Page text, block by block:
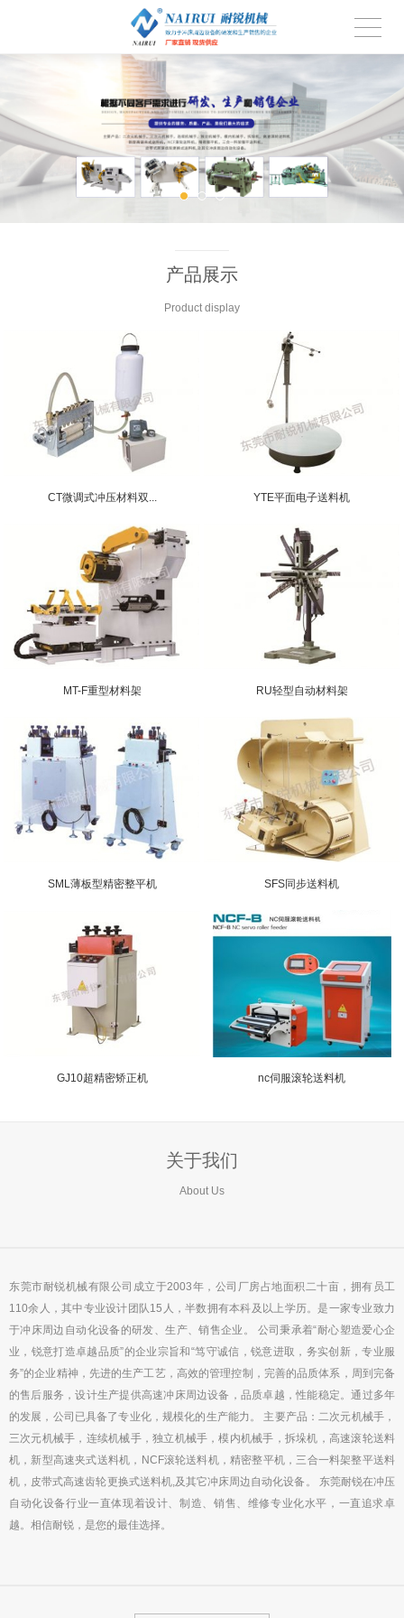
产品展示
Product display
CT微调式冲压材料双... YTE平面电子送料机
MT-F重型材料架 RU轻型自动材料架
SML薄板型精密整平机 SFS同步送料机
GJ10超精密矫正机 nc伺服滚轮送料机
关于我们
About Us
东莞市耐锐机械有限公司成立于2003年，公司厂房占地面积二十亩，拥有员工
110余人，其中专业设计团队15人，半数拥有本科及以上学历。是一家专业致力
于冲床周边自动化设备的研发、生产、销售企业。 公司秉承着“耐心塑造爱心企
业，锐意打造卓越品质”的企业宗旨和“笃守诚信，锐意进取，务实创新，专业服
务”的企业精神，先进的生产工艺，高效的管理控制，完善的品质体系，周到完备
的售后服务，设计生产提供高速冲床周边设备，品质卓越，性能稳定。通过多年
的发展，公司已具备了专业化，规模化的生产能力。 主要产品：二次元机械手，
三次元机械手，连续机械手，独立机械手，模内机械手，拆垛机，高速滚轮送料
机，新型高速夹式送料机，NCF滚轮送料机，精密整平机，三合一料架整平送料
机，皮带式高速齿轮更换式送料机,及其它冲床周边自动化设备。 东莞耐锐在冲压
自动化设备行业一直体现着设计、制造、销售、维修专业化水平，一直追求卓
越。相信耐锐，是您的最佳选择。